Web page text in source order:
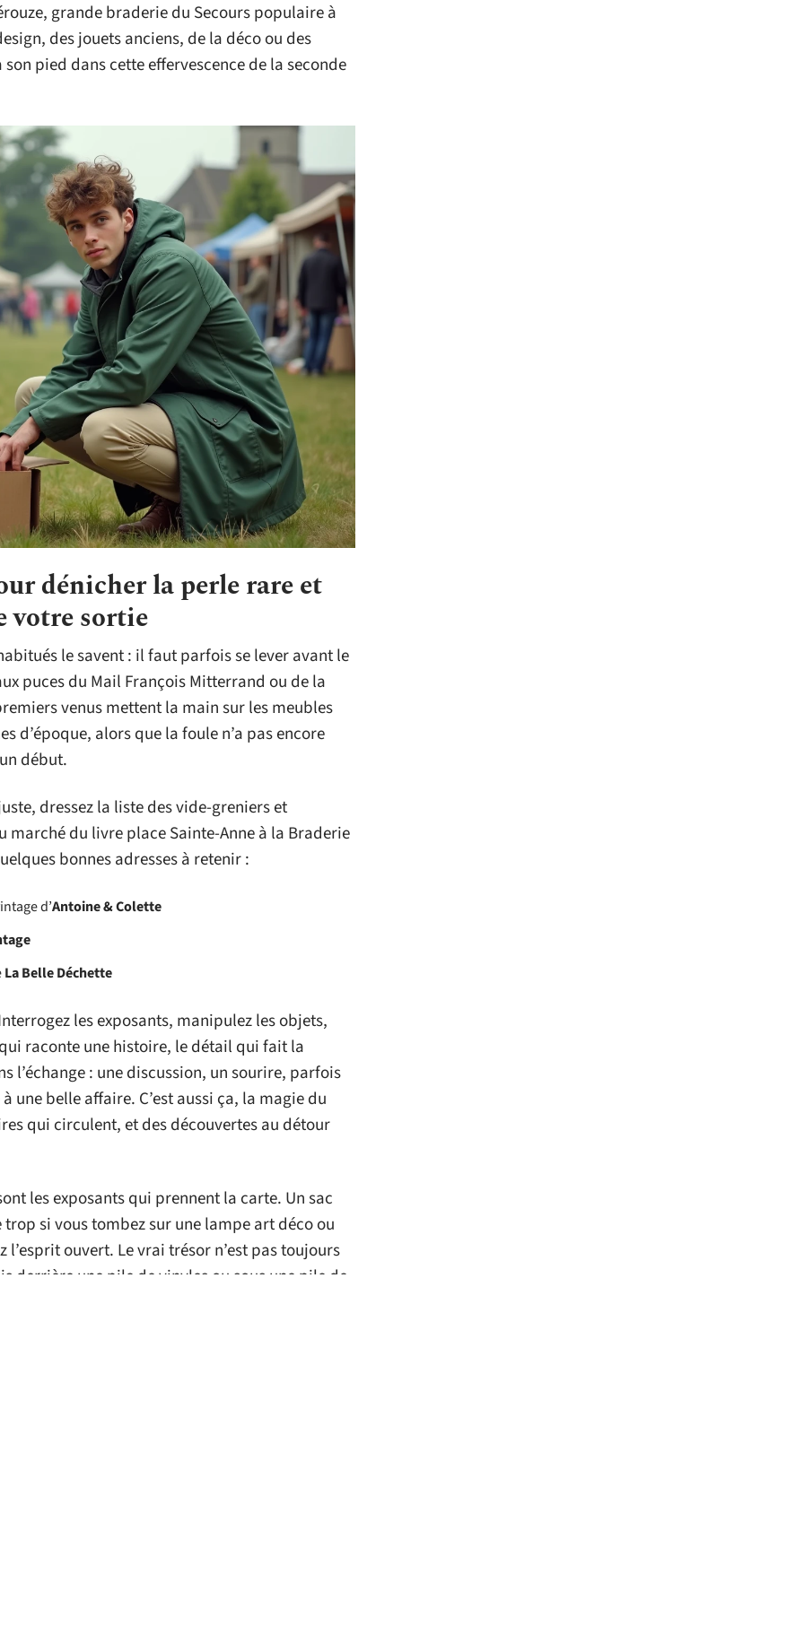
grande braderie du Secours populaire à
des jouets anciens, de la déco ou des
pied dans cette effervescence de la seconde
dénicher la perle rare et
votre sortie
le savent : il faut parfois se lever avant le
puces du Mail François Mitterrand ou de la
venus mettent la main sur les meubles
d’époque, alors que la foule n’a pas encore
début.
dressez la liste des vide-greniers et
marché du livre place Sainte-Anne à la Braderie
bonnes adresses à retenir :
d’Antoine & Colette
La Belle Déchette
les exposants, manipulez les objets,
raconte une histoire, le détail qui fait la
l’échange : une discussion, un sourire, parfois
une belle affaire. C’est aussi ça, la magie du
qui circulent, et des découvertes au détour
les exposants qui prennent la carte. Un sac
si vous tombez sur une lampe art déco ou
ouvert. Le vrai trésor n’est pas toujours
derrière une pile de vinyles ou sous une pile de